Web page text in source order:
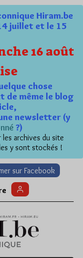
Hiram.be
juillet et le 15
16 août
chose
même le blog
newsletter (y
?)
archives du site
y sont stockés !
sur Facebook